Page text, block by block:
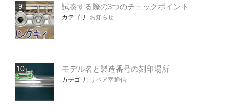
試奏する際の3つのチェックポイント
カテゴリ: お知らせ
モデル名と製造番号の刻印場所
カテゴリ: リペア室通信